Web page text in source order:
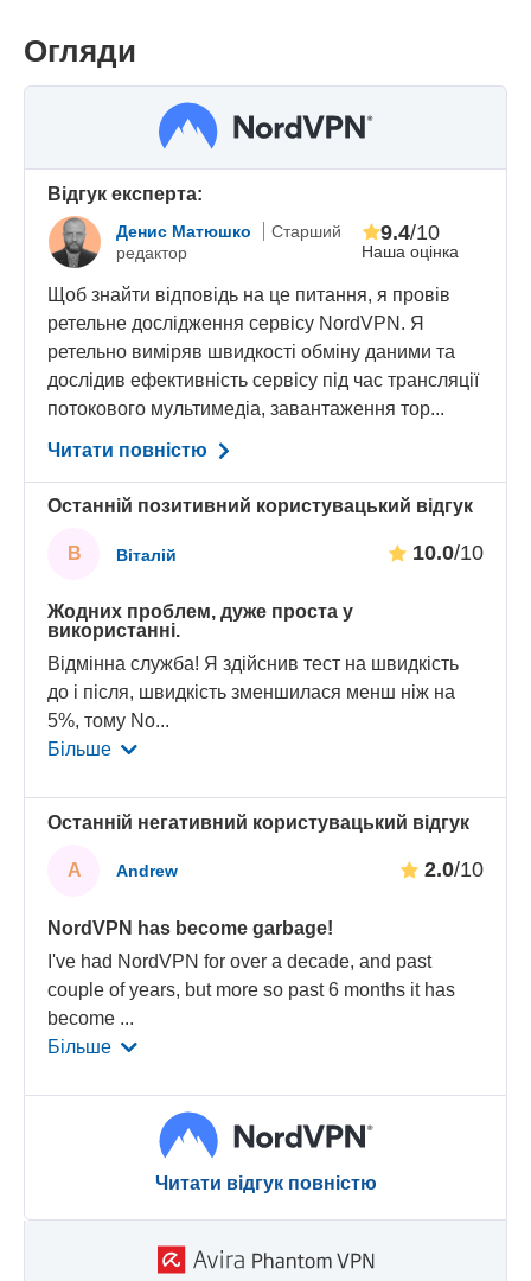
Огляди
Відгук експерта:
Денис Матюшко
Старший
редактор
Наша оцінка
9.4/10
Щоб знайти відповідь на це питання, я провів
ретельне дослідження сервісу NordVPN. Я
ретельно виміряв швидкості обміну даними та
дослідив ефективність сервісу під час трансляції
потокового мультимедіа, завантаження тор...
Читати повністю
Останній позитивний користувацький відгук
В Віталій 10.0/10
Жодних проблем, дуже проста у
використанні.
Відмінна служба! Я здійснив тест на швидкість
до і після, швидкість зменшилася менш ніж на
5%, тому No...
Більше
Останній негативний користувацький відгук
A Andrew 2.0/10
NordVPN has become garbage!
I've had NordVPN for over a decade, and past
couple of years, but more so past 6 months it has
become ...
Більше
Читати відгук повністю